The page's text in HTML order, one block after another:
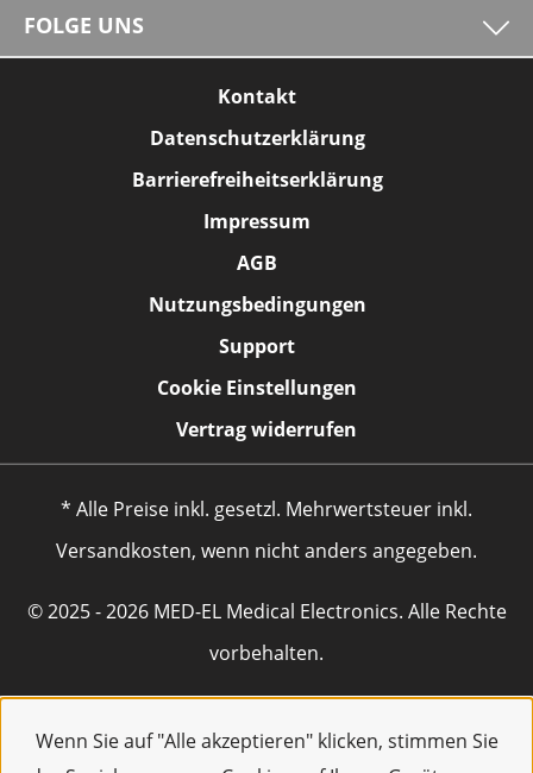
Wenn Sie auf "Alle akzeptieren" klicken, stimmen Sie
FOLGE UNS
Kontakt
Datenschutzerklärung
Barrierefreiheitserklärung
Impressum
AGB
Nutzungsbedingungen
Support
Cookie Einstellungen
Vertrag widerrufen
* Alle Preise inkl. gesetzl. Mehrwertsteuer inkl.
Versandkosten, wenn nicht anders angegeben.
© 2025 - 2026 MED-EL Medical Electronics. Alle Rechte
vorbehalten.